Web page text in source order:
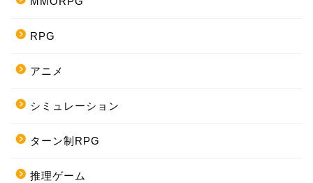
RPG
アニメ
シミュレーション
ターン制RPG
推理ゲーム